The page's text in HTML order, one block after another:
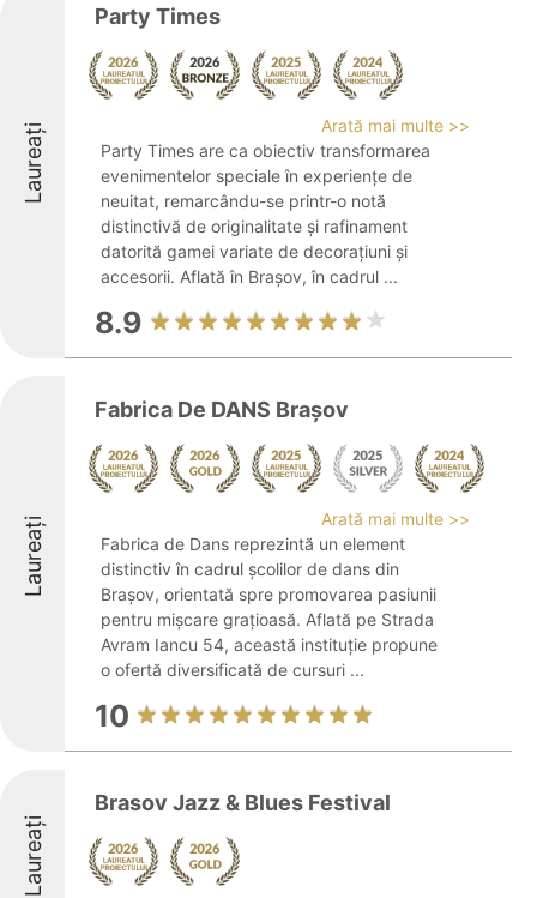
Laureați
Party Times
Arată mai multe >>
Party Times are ca obiectiv transformarea
evenimentelor speciale în experiențe de
neuitat, remarcându-se printr-o notă
distinctivă de originalitate și rafinament
datorită gamei variate de decorațiuni și
accesorii. Aflată în Brașov, în cadrul ...
8.9
Laureați
Fabrica De DANS Brașov
Arată mai multe >>
Fabrica de Dans reprezintă un element
distinctiv în cadrul școlilor de dans din
Brașov, orientată spre promovarea pasiunii
pentru mișcare grațioasă. Aflată pe Strada
Avram Iancu 54, această instituție propune
o ofertă diversificată de cursuri ...
10
Laureați
Brasov Jazz & Blues Festival